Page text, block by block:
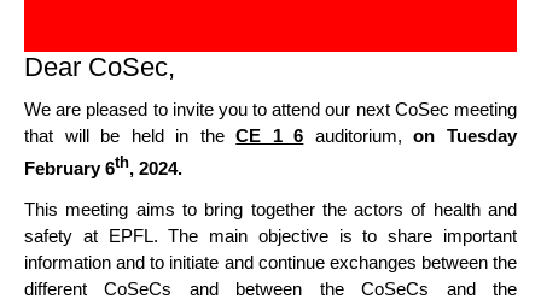
Dear CoSec,
We are pleased to invite you to attend our next CoSec meeting
that will be held in theCE 1 6 auditorium,on Tuesday
February 6th, 2024.
This meeting aims to bring together the actors of health and
safety at EPFL. The main objective is to share important
information and to initiate and continue exchanges between the
different CoSeCs and between the CoSeCs and the